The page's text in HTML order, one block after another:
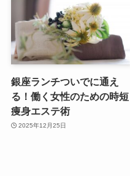
銀座ランチついでに通え
る！働く女性のための時短
痩身エステ術
2025年12月25日